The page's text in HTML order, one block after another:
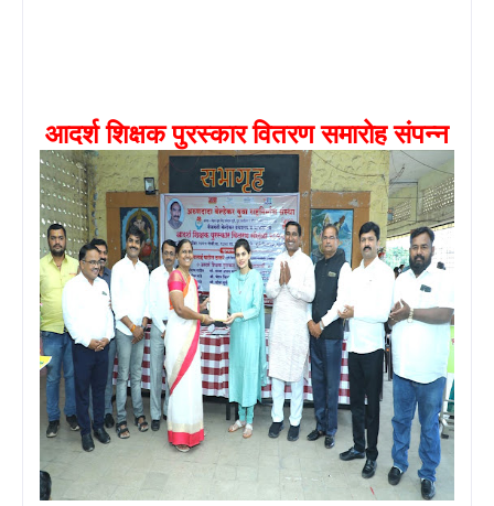
आदर्श शिक्षक पुरस्कार वितरण समारोह संपन्न